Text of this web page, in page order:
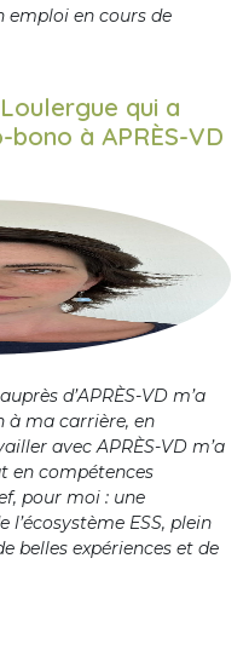
emploi en cours de
qui a
à APRÈS-VD
d’APRÈS-VD m’a
à ma carrière, en
avec APRÈS-VD m’a
en compétences
pour moi : une
ESS, plein
belles expériences et de